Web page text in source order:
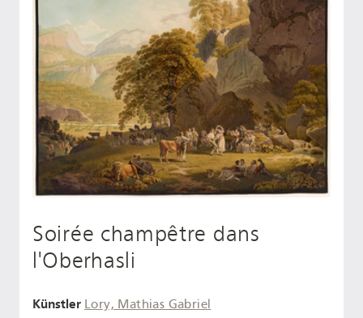
Soirée champêtre dans
l'Oberhasli
Künstler Lory, Mathias Gabriel